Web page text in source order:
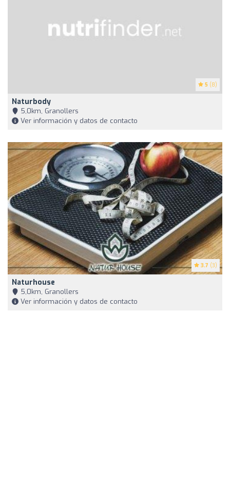
5 (8)
Naturbody
5,0km, Granollers
Ver información y datos de contacto
3.7 (3)
Naturhouse
5,0km, Granollers
Ver información y datos de contacto